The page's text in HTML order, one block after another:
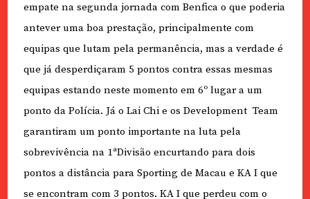
empate na segunda jornada com Benfica o que poderia
antever uma boa prestação, principalmente com
equipas que lutam pela permanência, mas a verdade é
que já desperdiçaram 5 pontos contra essas mesmas
equipas estando neste momento em 6º lugar a um
ponto da Polícia. Já o Lai Chi e os Development Team
garantiram um ponto importante na luta pela
sobrevivência na 1ªDivisão encurtando para dois
pontos a distância para Sporting de Macau e KA I que
se encontram com 3 pontos. KA I que perdeu com o